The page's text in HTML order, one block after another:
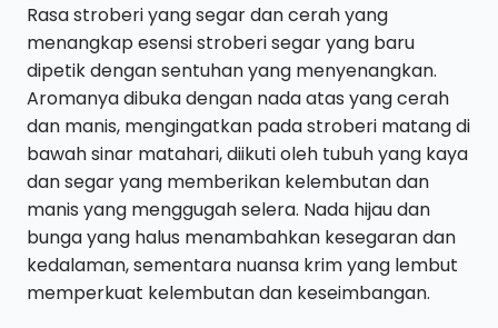
Rasa stroberi yang segar dan cerah yang
menangkap esensi stroberi segar yang baru
dipetik dengan sentuhan yang menyenangkan.
Aromanya dibuka dengan nada atas yang cerah
dan manis, mengingatkan pada stroberi matang di
bawah sinar matahari, diikuti oleh tubuh yang kaya
dan segar yang memberikan kelembutan dan
manis yang menggugah selera. Nada hijau dan
bunga yang halus menambahkan kesegaran dan
kedalaman, sementara nuansa krim yang lembut
memperkuat kelembutan dan keseimbangan.